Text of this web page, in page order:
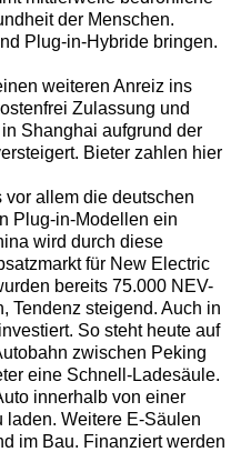
der Menschen.
Plug-in-Hybride bringen.
weiteren Anreiz ins
Zulassung und
Shanghai aufgrund der
Bieter zahlen hier
vor allem die deutschen
Plug-in-Modellen ein
wird durch diese
für New Electric
bereits 75.000 NEV-
Tendenz steigend. Auch in
So steht heute auf
zwischen Peking
eine Schnell-Ladesäule.
innerhalb von einer
laden. Weitere E-Säulen
im Bau. Finanziert werden